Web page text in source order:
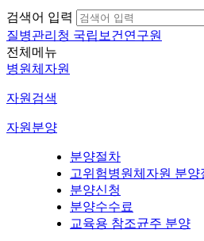
검색어 입력
질병관리청 국립보건연구원
전체메뉴
병원체자원
자원검색
자원분양
분양절차
고위험병원체자원 분양
분양신청
분양수수료
교육용 참조균주 분양